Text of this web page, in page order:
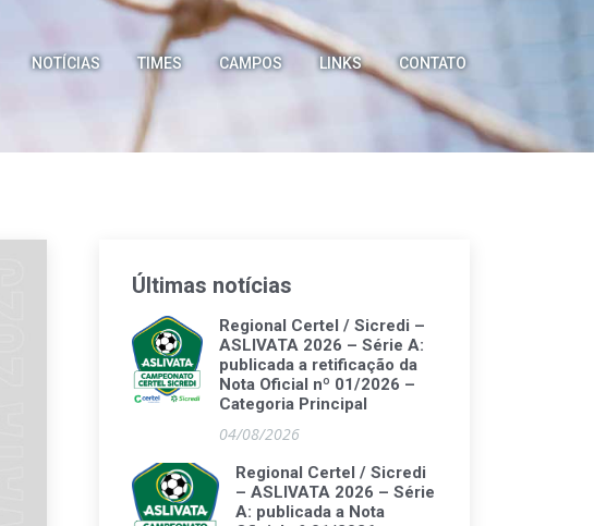
NOTÍCIAS TIMES CAMPOS LINKS CONTATO
Últimas notícias
Regional Certel / Sicredi –
ASLIVATA 2026 – Série A:
publicada a retificação da
Nota Oficial nº 01/2026 –
Categoria Principal
04/08/2026
Regional Certel / Sicredi
– ASLIVATA 2026 – Série
A: publicada a Nota